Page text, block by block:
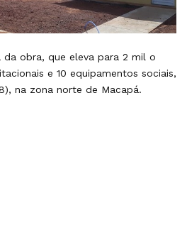
da obra, que eleva para 2 mil o
e 10 equipamentos sociais,
na zona norte de Macapá.